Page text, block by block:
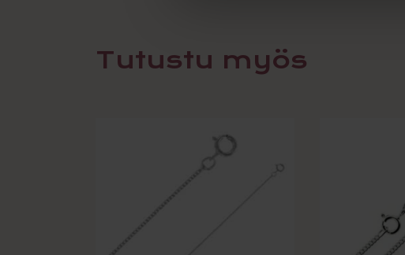
Tutustu myös
valinnat
valinnat